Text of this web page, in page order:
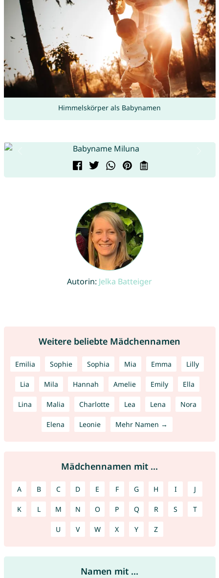
Himmelskörper als Babynamen
Autorin: Jelka Batteiger
Weitere beliebte Mädchennamen
Emilia Sophie Sophia Mia Emma Lilly
Lia Mila Hannah Amelie Emily Ella
Lina Malia Charlotte Lea Lena Nora
Elena Leonie Mehr Namen →
Mädchennamen mit ...
A B C D E F G H I J
K L M N O P Q R S T
U V W X Y Z
Namen mit ...